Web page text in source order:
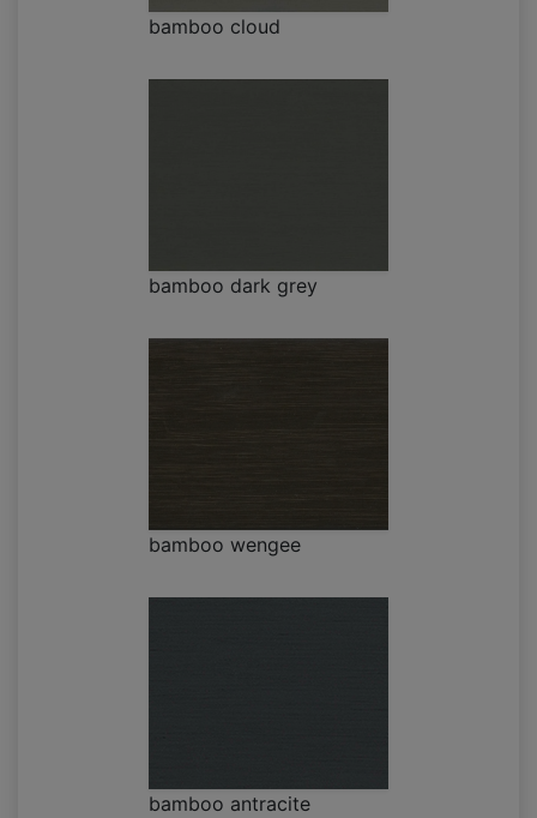
bamboo cloud
bamboo dark grey
bamboo wengee
bamboo antracite